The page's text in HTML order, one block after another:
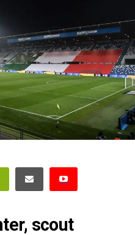
scout